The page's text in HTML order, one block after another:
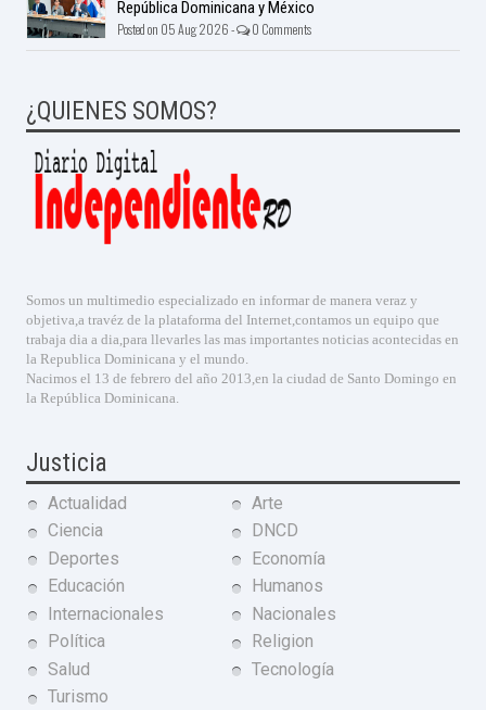
República Dominicana y México
Posted on 05 Aug 2026 - 0 Comments
¿QUIENES SOMOS?
Somos un multimedio especializado en informar de manera veraz y
objetiva,a travéz de la plataforma del Internet,contamos un equipo que
trabaja dia a dia,para llevarles las mas importantes noticias acontecidas en
la Republica Dominicana y el mundo.
Nacimos el 13 de febrero del año 2013,en la ciudad de Santo Domingo en
la República Dominicana.
Justicia
Actualidad
Arte
Ciencia
DNCD
Deportes
Economía
Educación
Humanos
Internacionales
Nacionales
Política
Religion
Salud
Tecnología
Turismo